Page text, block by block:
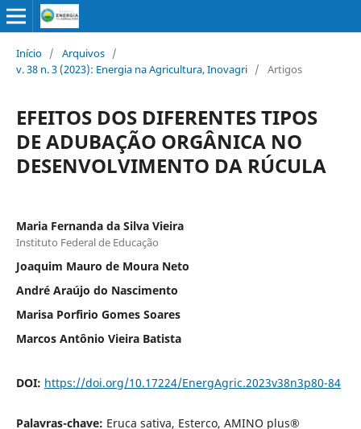
Início / Arquivos /
v. 38 n. 3 (2023): Energia na Agricultura, Inovagri / Artigos
EFEITOS DOS DIFERENTES TIPOS
DE ADUBAÇÃO ORGÂNICA NO
DESENVOLVIMENTO DA RÚCULA
Maria Fernanda da Silva Vieira
Instituto Federal de Educação
Joaquim Mauro de Moura Neto
André Araújo do Nascimento
Marisa Porfirio Gomes Soares
Marcos Antônio Vieira Batista
DOI: https://doi.org/10.17224/EnergAgric.2023v38n3p80-84
Palavras-chave: Eruca sativa, Esterco, AMINO plus®